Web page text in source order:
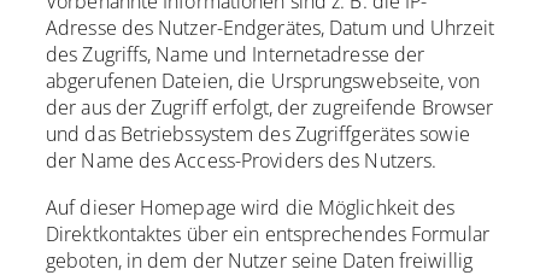
Adresse des Nutzer-Endgerätes, Datum und Uhrzeit
des Zugriffs, Name und Internetadresse der
abgerufenen Dateien, die Ursprungswebseite, von
der aus der Zugriff erfolgt, der zugreifende Browser
und das Betriebssystem des Zugriffgerätes sowie
der Name des Access-Providers des Nutzers.
Auf dieser Homepage wird die Möglichkeit des
Direktkontaktes über ein entsprechendes Formular
geboten, in dem der Nutzer seine Daten freiwillig